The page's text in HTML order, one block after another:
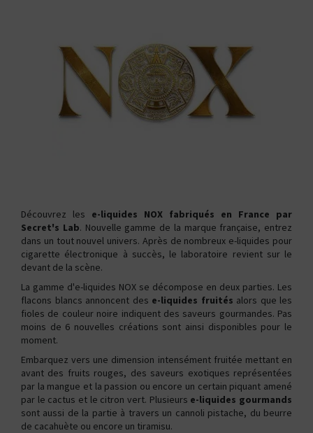
Découvrez les e-liquides NOX fabriqués en France par
Secret's Lab. Nouvelle gamme de la marque française, entrez
dans un tout nouvel univers. Après de nombreux e-liquides pour
cigarette électronique à succès, le laboratoire revient sur le
devant de la scène.
La gamme d'e-liquides NOX se décompose en deux parties. Les
flacons blancs annoncent des e-liquides fruités alors que les
fioles de couleur noire indiquent des saveurs gourmandes. Pas
moins de 6 nouvelles créations sont ainsi disponibles pour le
moment.
Embarquez vers une dimension intensément fruitée mettant en
avant des fruits rouges, des saveurs exotiques représentées
par la mangue et la passion ou encore un certain piquant amené
par le cactus et le citron vert. Plusieurs e-liquides gourmands
sont aussi de la partie à travers un cannoli pistache, du beurre
de cacahuète ou encore un tiramisu.